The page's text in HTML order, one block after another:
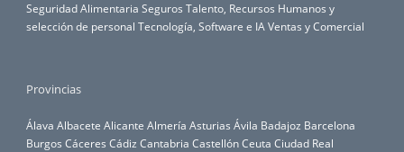
Seguridad Alimentaria Seguros Talento, Recursos Humanos y
selección de personal Tecnología, Software e IAVentas y Comercial
Provincias
Álava Albacete Alicante Almería Asturias Ávila Badajoz Barcelona
Burgos Cáceres Cádiz Cantabria CastellónCeuta Ciudad Real